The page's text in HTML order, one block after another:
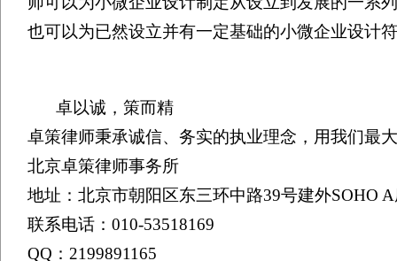
也可以为已然设立并有一定基础的小微企业设计
卓以诚，策而精
卓策律师秉承诚信、务实的执业理念，用我们最
北京卓策律师事务所
地址：北京市朝阳区东三环中路39号建外SOHO
联系电话：010-53518169
QQ：2199891165